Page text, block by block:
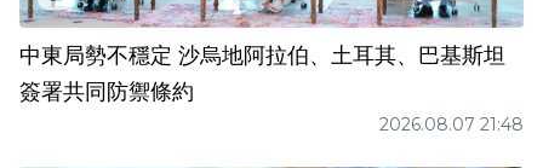
中東局勢不穩定 沙烏地阿拉伯、土耳其、巴基斯坦
簽署共同防禦條約
2026.08.07 21:48